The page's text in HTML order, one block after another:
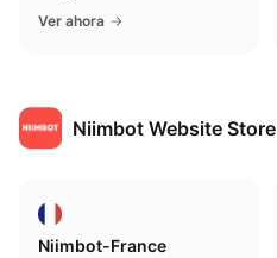
Ver ahora
Niimbot Website Store
Niimbot-France